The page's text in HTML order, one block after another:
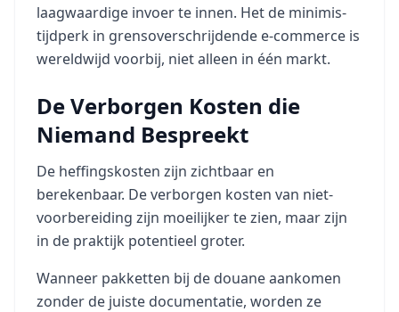
laagwaardige invoer te innen. Het de minimis-
tijdperk in grensoverschrijdende e-commerce is
wereldwijd voorbij, niet alleen in één markt.
De Verborgen Kosten die
Niemand Bespreekt
De heffingskosten zijn zichtbaar en
berekenbaar. De verborgen kosten van niet-
voorbereiding zijn moeilijker te zien, maar zijn
in de praktijk potentieel groter.
Wanneer pakketten bij de douane aankomen
zonder de juiste documentatie, worden ze